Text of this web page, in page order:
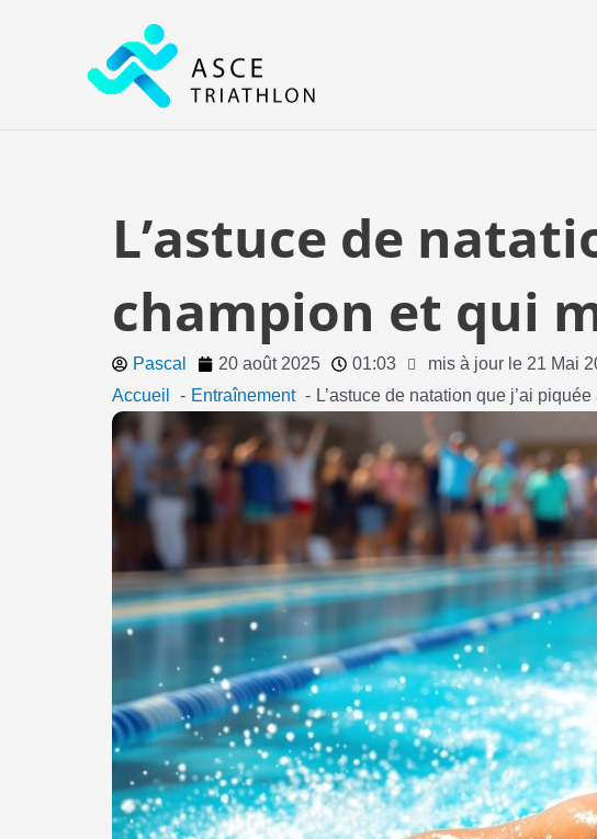
L’astuce de
champion et qui
Pascal 20 août 2025 01:03
mis à jour le 21 Mai
Accueil
Entraînement L’astuce de natation que j’ai